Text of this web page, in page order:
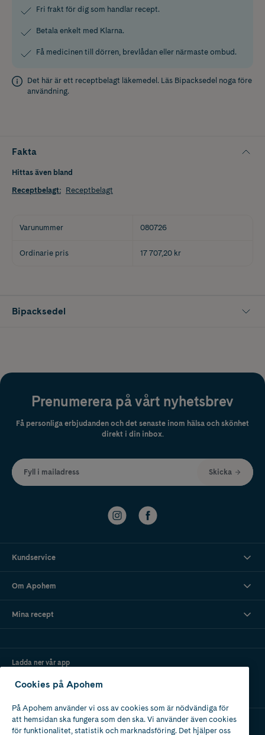
Fri frakt för dig som handlar recept.
Betala enkelt med Klarna.
Få medicinen till dörren, brevlådan eller närmaste ombud.
Det här är ett receptbelagt läkemedel. Läs Bipacksedel noga före
användning.
Fakta
Hittas även bland
Receptbelagt: Receptbelagt
Varunummer 080726
Ordinarie pris 17 707,20 kr
Bipacksedel
Prenumerera på vårt nyhetsbrev
Få personliga erbjudanden och det senaste inom hälsa och skönhet
direkt i din inbox.
Fyll i mailadress Skicka
Kundservice
Om Apohem
Mina recept
Ladda ner vår app
Cookies på Apohem
På Apohem använder vi oss av cookies som är nödvändiga för
att hemsidan ska fungera som den ska. Vi använder även cookies
för funktionalitet, statistik och marknadsföring. Det hjälper oss